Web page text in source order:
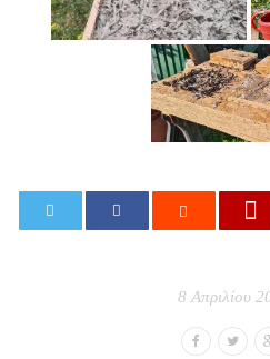
8 Απριλίου